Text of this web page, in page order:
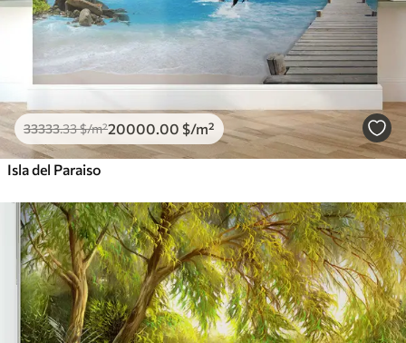
33333.33$/m²20000 .00 $/m²
Isla del Paraiso